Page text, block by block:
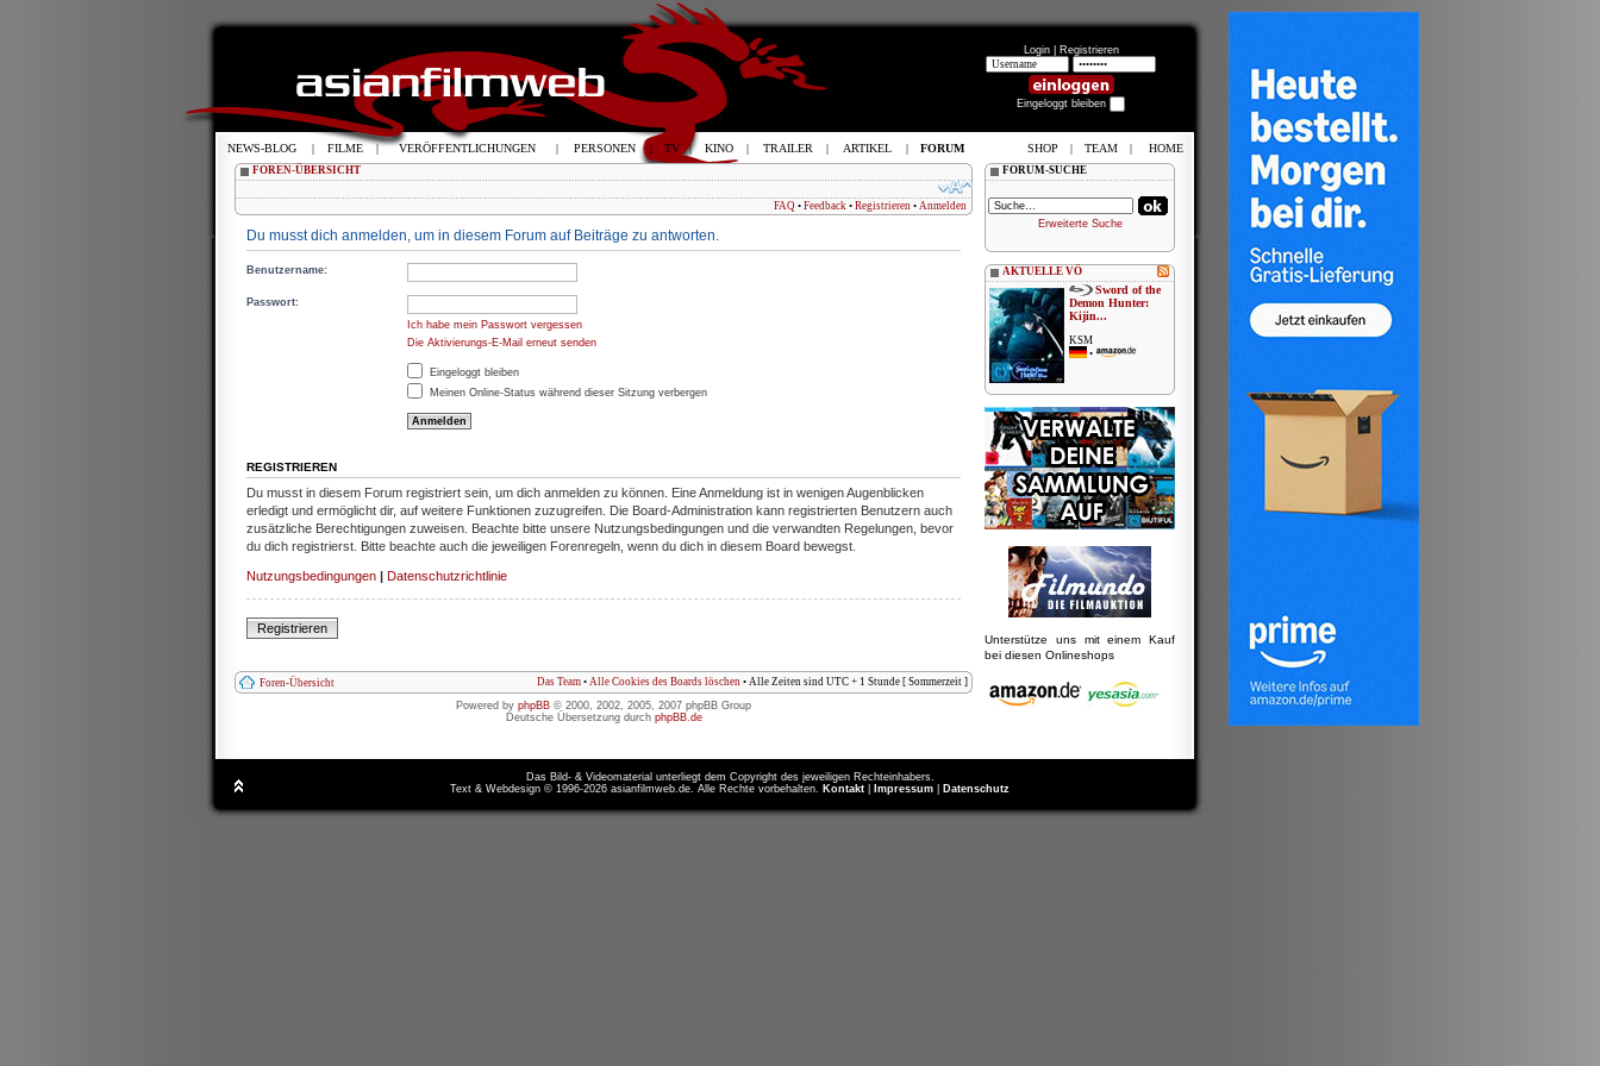
Login | Registrieren
Eingeloggt bleiben
FOREN-ÜBERSICHT
FAQ • Feedback • Registrieren • Anmelden
Du musst dich anmelden, um in diesem Forum auf Beiträge zu antworten.
Benutzername:
Passwort:
Ich habe mein Passwort vergessen
Die Aktivierungs-E-Mail erneut senden
Eingeloggt bleiben
Meinen Online-Status während dieser Sitzung verbergen
REGISTRIEREN
Du musst in diesem Forum registriert sein, um dich anmelden zu können. Eine Anmeldung ist in wenigen Augenblicken
erledigt und ermöglicht dir, auf weitere Funktionen zuzugreifen. Die Board-Administration kann registrierten Benutzern auch
zusätzliche Berechtigungen zuweisen. Beachte bitte unsere Nutzungsbedingungen und die verwandten Regelungen, bevor
du dich registrierst. Bitte beachte auch die jeweiligen Forenregeln, wenn du dich in diesem Board bewegst.
Nutzungsbedingungen Datenschutzrichtlinie
Registrieren
Foren-Übersicht Das Team • Alle Cookies des Boards löschen • Alle Zeiten sind UTC + 1 Stunde [ Sommerzeit ]
Powered by phpBB © 2000, 2002, 2005, 2007 phpBB Group
Deutsche Übersetzung durch phpBB.de
FORUM-SUCHE
Erweiterte Suche
AKTUELLE VÖ
Sword of the
Demon Hunter:
Kijin...
KSM
•
Unterstütze uns mit einem Kauf
bei diesen Onlineshops
Das Bild- & Videomaterial unterliegt dem Copyright des jeweiligen Rechteinhabers.
Text & Webdesign © 1996-2026 asianfilmweb.de. Alle Rechte vorbehalten. Kontakt Impressum Datenschutz
NEWS-BLOG | FILME | VERÖFFENTLICHUNGEN | PERSONEN | TV | KINO | TRAILER | ARTIKEL | FORUM SHOP | TEAM | HOME